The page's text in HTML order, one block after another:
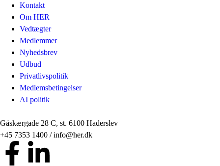
Kontakt
Om HER
Vedtægter
Medlemmer
Nyhedsbrev
Udbud
Privatlivspolitik
Medlemsbetingelser
AI politik
Gåskærgade 28 C, st. 6100 Haderslev
+45 7353 1400 / info@her.dk